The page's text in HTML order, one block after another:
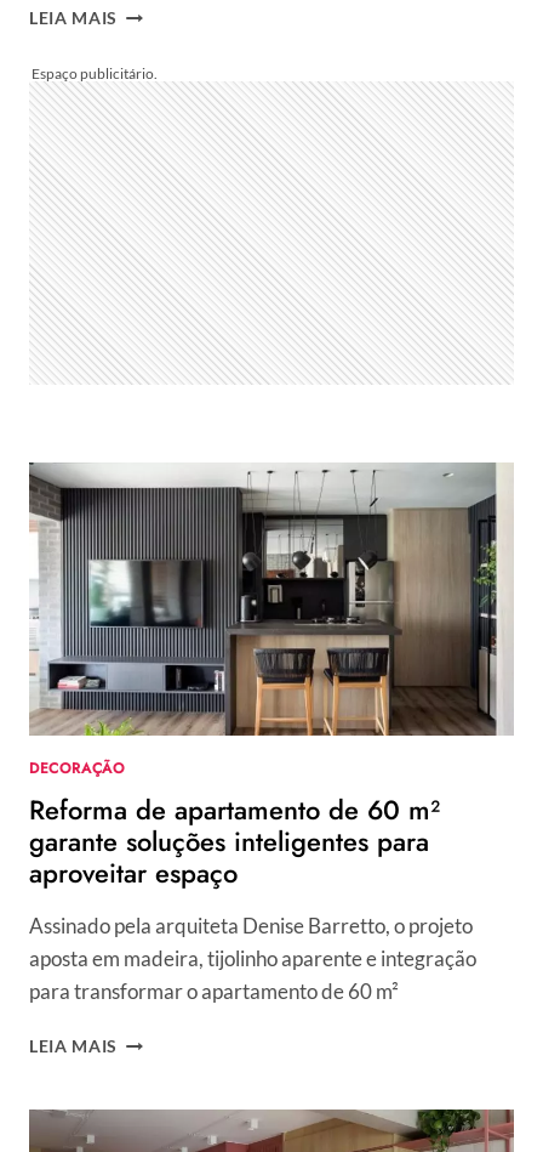
LEIA MAIS SÃO
WEEK
APRESENTA
O
FUTURO
DO
MORAR:
COMO
O
DESIGN
ESTÁ
TRANSFORMANDO
CASAS
ESTAR
PERTENCIMENTO
DECORAÇÃO
Reforma de apartamento de 60 m²
garante soluções inteligentes para
aproveitar espaço
Assinado pela arquiteta Denise Barretto, o projeto
aposta em madeira, tijolinho aparente e integração
para transformar o apartamento de 60 m²
LEIA MAIS REFORMA
DE